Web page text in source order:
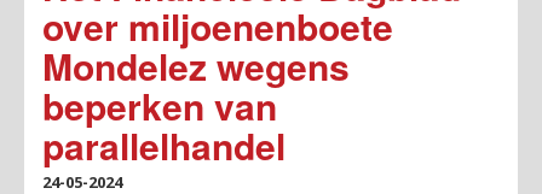
over miljoenenboete
Mondelez wegens
beperken van
parallelhandel
24-05-2024